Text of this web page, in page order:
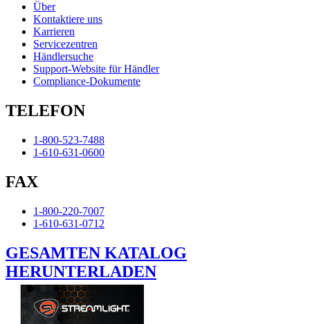
Über
Kontaktiere uns
Karrieren
Servicezentren
Händlersuche
Support-Website für Händler
Compliance-Dokumente
TELEFON
1-800-523-7488
1-610-631-0600
FAX
1-800-220-7007
1-610-631-0712
GESAMTEN KATALOG
HERUNTERLADEN